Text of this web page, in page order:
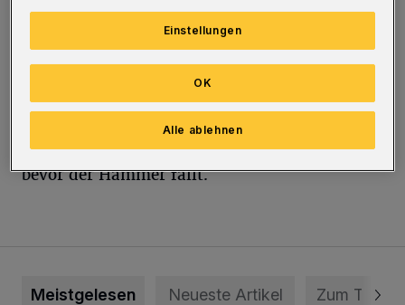
Die Räder waren im ganzen Stadtgebiet
entdeckt und nie abgeholt worden. Die
gesetzliche Frist zur Aufbewahrung ist jeweils
abgelaufen. Wer Interesse hat, kann sich die
Versteigerung, also ab 15:30 Uhr, anschauen,
bevor der Hammer fällt.
Meistgelesen Neueste Artikel Zum Thema
Einstellungen
Alle ablehnen
OK